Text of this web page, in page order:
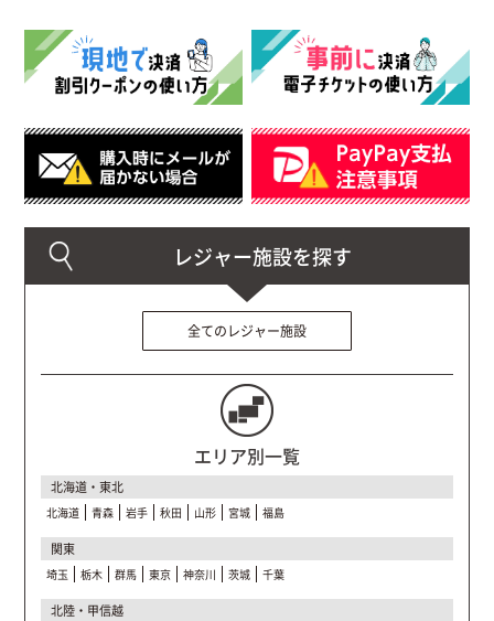
全てのレジャー施設
エリア別一覧
北海道・東北
北海道 青森 岩手 秋田 山形 宮城 福島
関東
埼玉 栃木 群馬 東京 神奈川 茨城 千葉
北陸・甲信越